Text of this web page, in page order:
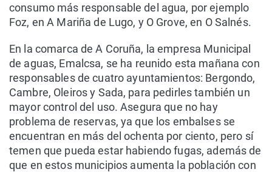
consumo más responsable del agua, por ejemplo
Foz, en A Mariña de Lugo, y O Grove, en O Salnés.
En la comarca de A Coruña, la empresa Municipal
de aguas, Emalcsa, se ha reunido esta mañana con
responsables de cuatro ayuntamientos: Bergondo,
Cambre, Oleiros y Sada, para pedirles también un
mayor control del uso. Asegura que no hay
problema de reservas, ya que los embalses se
encuentran en más del ochenta por ciento, pero sí
temen que pueda estar habiendo fugas, además de
que en estos municipios aumenta la población con